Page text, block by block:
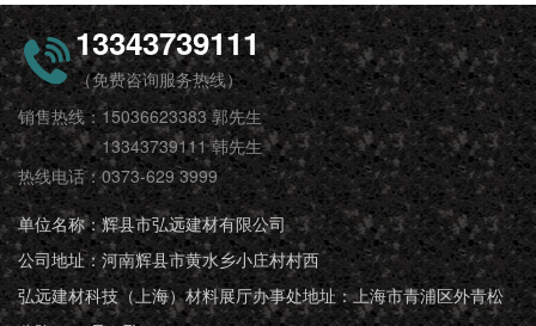
13343739111
（免费咨询服务热线）
销售热线：15036623383 郭先生
13343739111 韩先生
热线电话：0373-629 3999
单位名称：辉县市弘远建材有限公司
公司地址：河南辉县市黄水乡小庄村村西
弘远建材科技（上海）材料展厅办事处地址：上海市青浦区外青松